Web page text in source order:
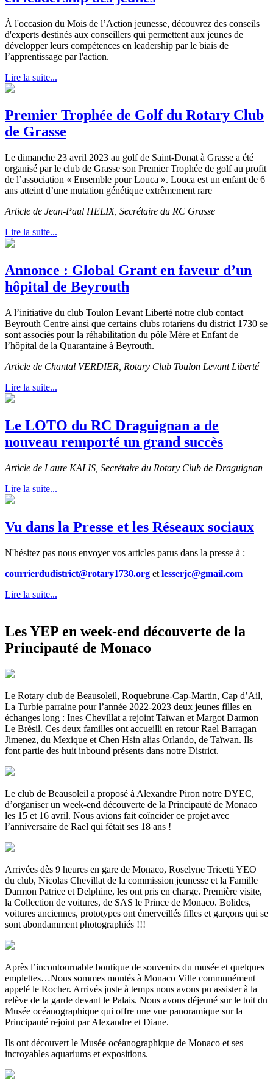
À l'occasion du Mois de l’Action jeunesse, découvrez des conseils
d'experts destinés aux conseillers qui permettent aux jeunes de
développer leurs compétences en leadership par le biais de
l’apprentissage par l'action.
Lire la suite...
Premier Trophée de Golf du Rotary Club
de Grasse
Le dimanche 23 avril 2023 au golf de Saint-Donat à Grasse a été
organisé par le club de Grasse son Premier Trophée de golf au profit
de l’association « Ensemble pour Louca ». Louca est un enfant de 6
ans atteint d’une mutation génétique extrêmement rare
Article de Jean-Paul HELIX, Secrétaire du RC Grasse
Lire la suite...
Annonce : Global Grant en faveur d’un
hôpital de Beyrouth
A l’initiative du club Toulon Levant Liberté notre club contact
Beyrouth Centre ainsi que certains clubs rotariens du district 1730 se
sont associés pour la réhabilitation du pôle Mère et Enfant de
l’hôpital de la Quarantaine à Beyrouth.
Article de Chantal VERDIER, Rotary Club Toulon Levant Liberté
Lire la suite...
Le LOTO du RC Draguignan a de
nouveau remporté un grand succès
Article de Laure KALIS, Secrétaire du Rotary Club de Draguignan
Lire la suite...
Vu dans la Presse et les Réseaux sociaux
N'hésitez pas nous envoyer vos articles parus dans la presse à :
courrierdudistrict@rotary1730.org et lesserjc@gmail.com
Lire la suite...
Les YEP en week-end découverte de la
Principauté de Monaco
Le Rotary club de Beausoleil, Roquebrune-Cap-Martin, Cap d’Ail,
La Turbie parraine pour l’année 2022-2023 deux jeunes filles en
échanges long : Ines Chevillat a rejoint Taïwan et Margot Darmon
Le Brésil. Ces deux familles ont accueilli en retour Rael Barragan
Jimenez, du Mexique et Chen Hsin alias Orlando, de Taïwan. Ils
font partie des huit inbound présents dans notre District.
Le club de Beausoleil a proposé à Alexandre Piron notre DYEC,
d’organiser un week-end découverte de la Principauté de Monaco
les 15 et 16 avril. Nous avions fait coïncider ce projet avec
l’anniversaire de Rael qui fêtait ses 18 ans !
Arrivées dès 9 heures en gare de Monaco, Roselyne Tricetti YEO
du club, Nicolas Chevillat de la commission jeunesse et la Famille
Darmon Patrice et Delphine, les ont pris en charge. Première visite,
la Collection de voitures, de SAS le Prince de Monaco. Bolides,
voitures anciennes, prototypes ont émerveillés filles et garçons qui se
sont abondamment photographiés !!!
Après l’incontournable boutique de souvenirs du musée et quelques
emplettes…Nous sommes montés à Monaco Ville communément
appelé le Rocher. Arrivés juste à temps nous avons pu assister à la
relève de la garde devant le Palais. Nous avons déjeuné sur le toit du
Musée océanographique qui offre une vue panoramique sur la
Principauté rejoint par Alexandre et Diane.
Ils ont découvert le Musée océanographique de Monaco et ses
incroyables aquariums et expositions.